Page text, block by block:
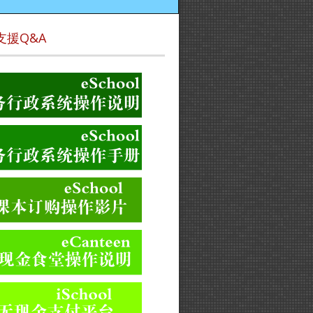
援Q&A